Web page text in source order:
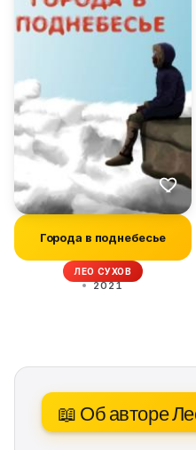
Города в поднебесье
ЛЕО СУХОВ
2021
📖 Об авторе